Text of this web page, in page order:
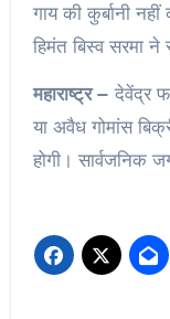
गाय की कुर्बानी
हिमंत बिस्व सरमा ने
महाराष्ट्र – देवेंद्र
या अवैध गोमांस
होगी। सार्वजनिक